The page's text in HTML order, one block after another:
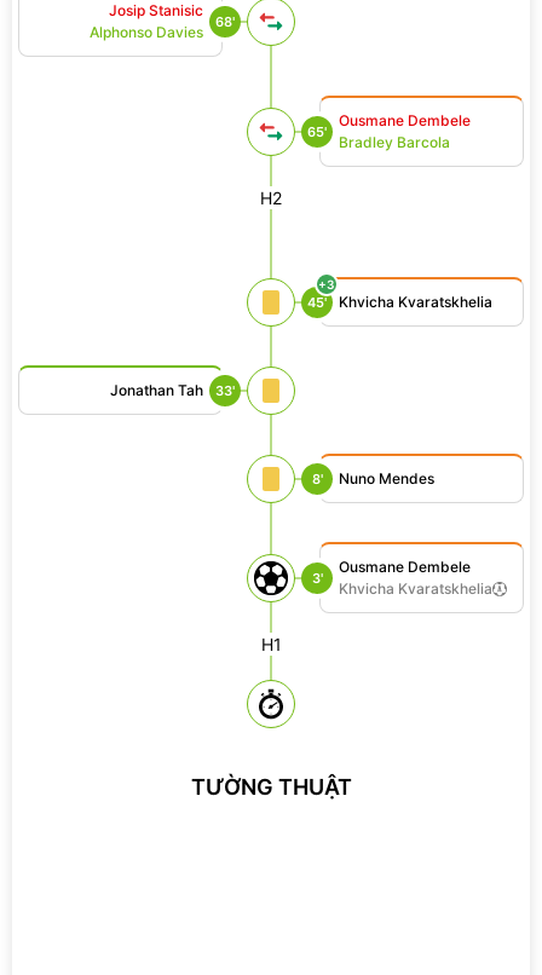
H1
3'
Ousmane Dembele
Khvicha Kvaratskhelia
8' Nuno Mendes
33'
Jonathan Tah
45'
+3
Khvicha Kvaratskhelia
H2
65'
Ousmane Dembele
Bradley Barcola
68'
Josip Stanisic
Alphonso Davies
TƯỜNG THUẬT